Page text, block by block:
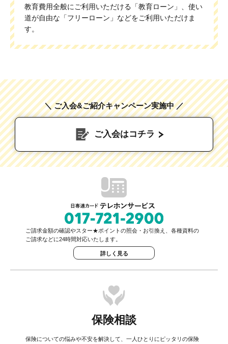
教育費用全般にご利用いただける「教育ローン」、使い
道が自由な「フリーローン」などをご利用いただけま
す。
＼ ご入会&ご紹介キャンペーン実施中 ／
ご入会はコチラ
ご請求金額の確認やスター★ポイントの照会・お引換え、各種資料の
ご請求などに24時間対応いたします。
詳しく見る
保険相談
保険についての悩みや不安を解決して、一人ひとりにピッタリの保険